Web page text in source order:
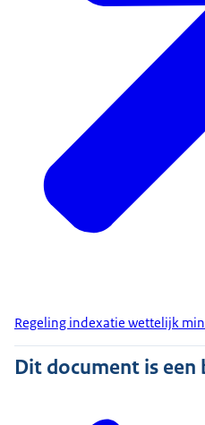
Regeling indexatie wettelijk
Dit document is een